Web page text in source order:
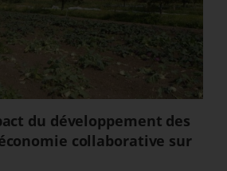
du développement des
collaborative sur